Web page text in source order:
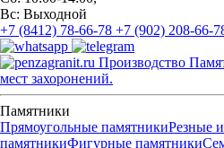
Вс: Выходной
+7 (8412) 78-66-78 +7 (902) 208-66-
Производство
мест захоронений.
Памятники
Прямоугольные памятникиРезные
памятникиФигурные памятники